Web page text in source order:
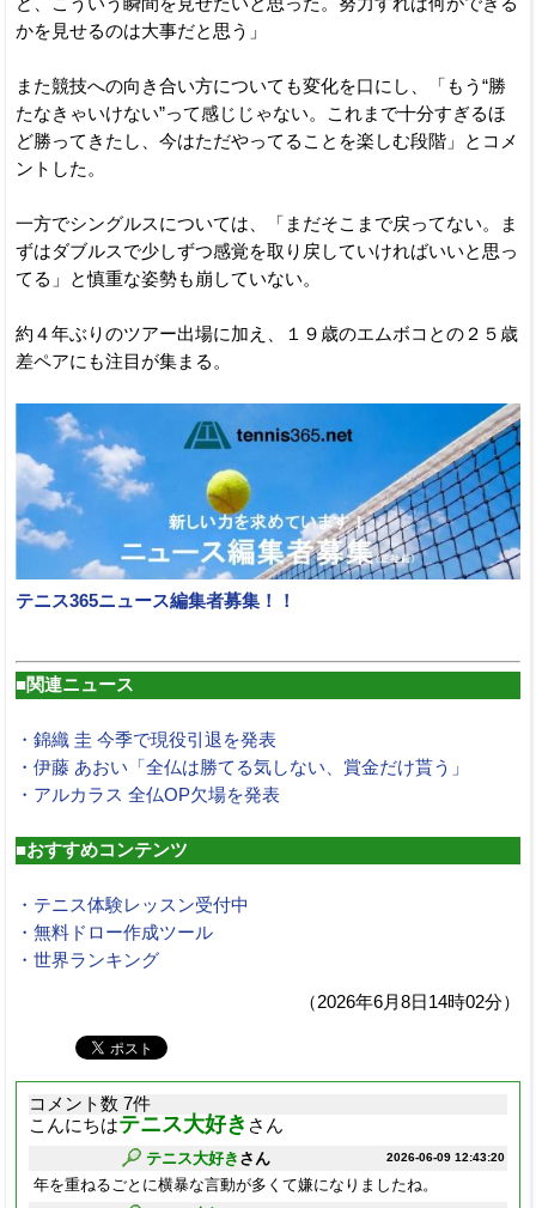
かを見せるのは大事だと思う」
また競技への向き合い方についても変化を口にし、「もう“勝
たなきゃいけない”って感じじゃない。これまで十分すぎるほ
ど勝ってきたし、今はただやってることを楽しむ段階」とコメ
ントした。
一方でシングルスについては、「まだそこまで戻ってない。ま
ずはダブルスで少しずつ感覚を取り戻していければいいと思っ
てる」と慎重な姿勢も崩していない。
約４年ぶりのツアー出場に加え、１９歳のエムボコとの２５歳
差ペアにも注目が集まる。
テニス365ニュース編集者募集！！
■関連ニュース
・錦織 圭 今季で現役引退を発表
・伊藤 あおい「全仏は勝てる気しない、賞金だけ貰う」
・アルカラス 全仏OP欠場を発表
■おすすめコンテンツ
・テニス体験レッスン受付中
・無料ドロー作成ツール
・世界ランキング
（2026年6月8日14時02分）
コメント数 7件
こんにちはテニス大好き さん
2026-06-09 12:43:20
テニス大好き さん
年を重ねるごとに横暴な言動が多くて嫌になりましたね。